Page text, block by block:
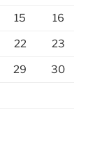
15 16
22 23
29 30